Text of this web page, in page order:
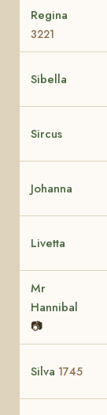
Regina
3221
Sibella
Sircus
Johanna
Livetta
Mr
Hannibal
📷
Silva 1745